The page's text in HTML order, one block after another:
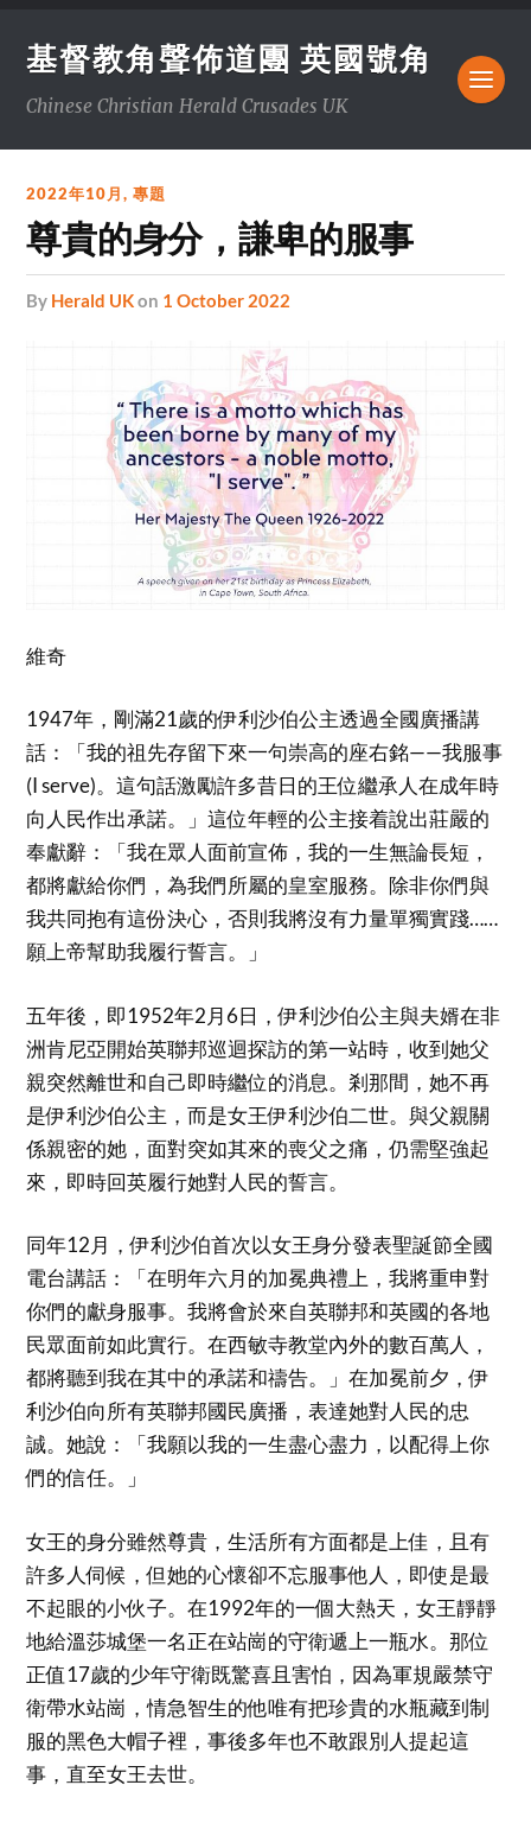
基督教角聲佈道團 英國號角
Chinese Christian Herald Crusades UK
2022年10月,專題
尊貴的身分，謙卑的服事
by Herald UKon 1 October 2022
維奇
1947年，剛滿21歲的伊利沙伯公主透過全國廣播講
話：「我的祖先存留下來一句崇高的座右銘——我服事
(I serve)。這句話激勵許多昔日的王位繼承人在成年時
向人民作出承諾。」這位年輕的公主接着說出莊嚴的
奉獻辭：「我在眾人面前宣佈，我的一生無論長短，
都將獻給你們，為我們所屬的皇室服務。除非你們與
我共同抱有這份決心，否則我將沒有力量單獨實踐……
願上帝幫助我履行誓言。」
五年後，即1952年2月6日，伊利沙伯公主與夫婿在非
洲肯尼亞開始英聯邦巡迴探訪的第一站時，收到她父
親突然離世和自己即時繼位的消息。剎那間，她不再
是伊利沙伯公主，而是女王伊利沙伯二世。與父親關
係親密的她，面對突如其來的喪父之痛，仍需堅強起
來，即時回英履行她對人民的誓言。
同年12月，伊利沙伯首次以女王身分發表聖誕節全國
電台講話：「在明年六月的加冕典禮上，我將重申對
你們的獻身服事。我將會於來自英聯邦和英國的各地
民眾面前如此實行。在西敏寺教堂內外的數百萬人，
都將聽到我在其中的承諾和禱告。」在加冕前夕，伊
利沙伯向所有英聯邦國民廣播，表達她對人民的忠
誠。她說：「我願以我的一生盡心盡力，以配得上你
們的信任。」
女王的身分雖然尊貴，生活所有方面都是上佳，且有
許多人伺候，但她的心懷卻不忘服事他人，即使是最
不起眼的小伙子。在1992年的一個大熱天，女王靜靜
地給溫莎城堡一名正在站崗的守衛遞上一瓶水。那位
正值17歲的少年守衛既驚喜且害怕，因為軍規嚴禁守
衛帶水站崗，情急智生的他唯有把珍貴的水瓶藏到制
服的黑色大帽子裡，事後多年也不敢跟別人提起這
事，直至女王去世。